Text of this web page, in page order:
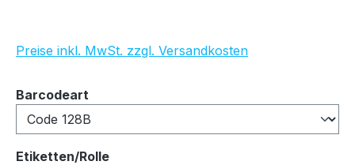
Preise inkl. MwSt. zzgl. Versandkosten
Barcodeart
Etiketten/Rolleauswählen